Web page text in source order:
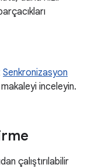
Senkronizasyon
makaleyi inceleyin.
çalıştırılabilir